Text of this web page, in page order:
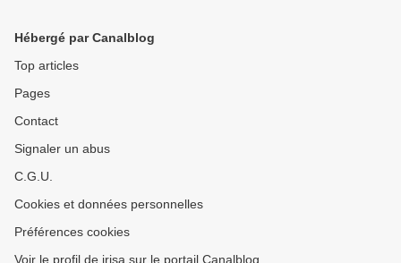
Hébergé par Canalblog
Top articles
Pages
Contact
Signaler un abus
C.G.U.
Cookies et données personnelles
Préférences cookies
Voir le profil de irisa sur le portail Canalblog